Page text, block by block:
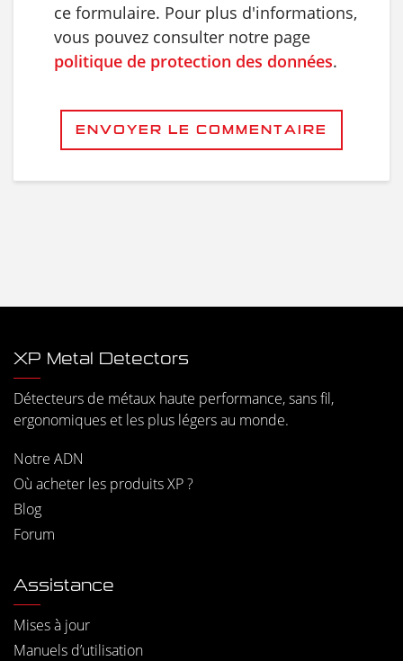
ce formulaire. Pour plus d'informations,
vous pouvez consulter notre page
politique de protection des données.
ENVOYER LE COMMENTAIRE
XP Metal Detectors
Détecteurs de métaux haute performance, sans fil,
ergonomiques et les plus légers au monde.
Notre ADN
Où acheter les produits XP ?
Blog
Forum
Assistance
Mises à jour
Manuels d’utilisation